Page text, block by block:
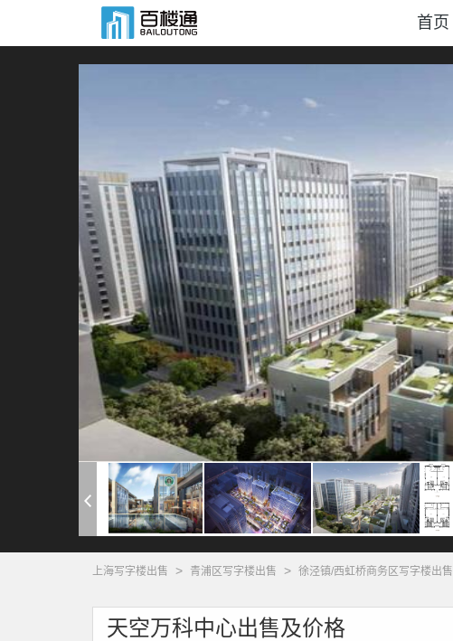
首页
上海写字楼出售 > 青浦区写字楼出售 > 徐泾镇/西虹桥商务区写字楼出售
天空万科中心出售及价格